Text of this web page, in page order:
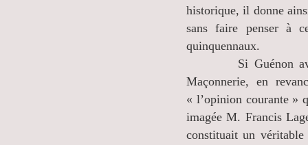
historique, il donne
sans faire penser à
quinquennaux.
Si Guénon avait
Maçonnerie, en
« l’opinion courante »
imagée M. Francis
constituait un véritable